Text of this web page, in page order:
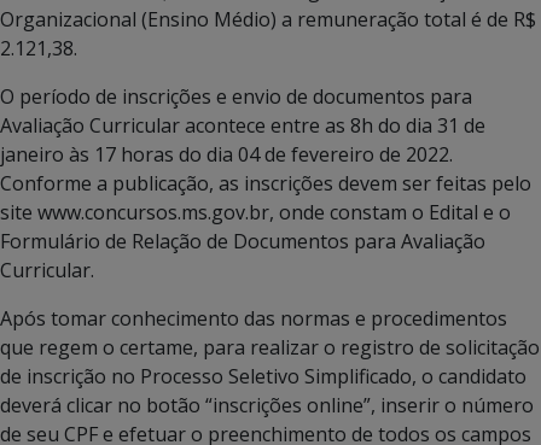
Organizacional (Ensino Médio) a remuneração total é de R$
2.121,38.
O período de inscrições e envio de documentos para
Avaliação Curricular acontece entre as 8h do dia 31 de
janeiro às 17 horas do dia 04 de fevereiro de 2022.
Conforme a publicação, as inscrições devem ser feitas pelo
site www.concursos.ms.gov.br, onde constam o Edital e o
Formulário de Relação de Documentos para Avaliação
Curricular.
Após tomar conhecimento das normas e procedimentos
que regem o certame, para realizar o registro de solicitação
de inscrição no Processo Seletivo Simplificado, o candidato
deverá clicar no botão “inscrições online”, inserir o número
de seu CPF e efetuar o preenchimento de todos os campos